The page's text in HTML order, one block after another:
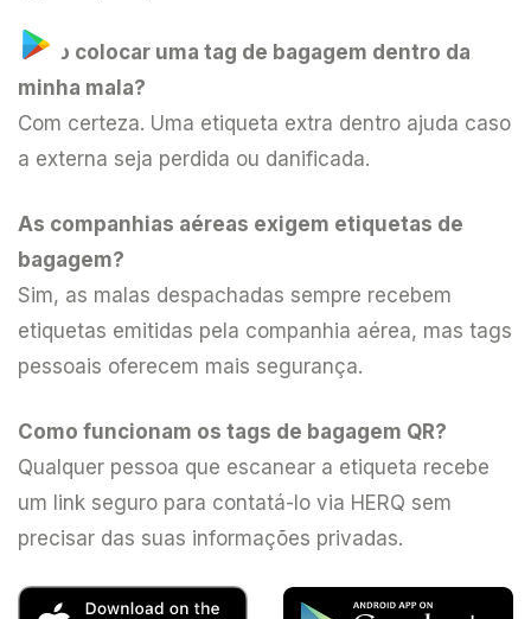
Devo colocar uma tag de bagagem dentro da
minha mala?
Com certeza. Uma etiqueta extra dentro ajuda caso
a externa seja perdida ou danificada.
As companhias aéreas exigem etiquetas de
bagagem?
Sim, as malas despachadas sempre recebem
etiquetas emitidas pela companhia aérea, mas tags
pessoais oferecem mais segurança.
Como funcionam os tags de bagagem QR?
Qualquer pessoa que escanear a etiqueta recebe
um link seguro para contatá-lo via HERQ sem
precisar das suas informações privadas.